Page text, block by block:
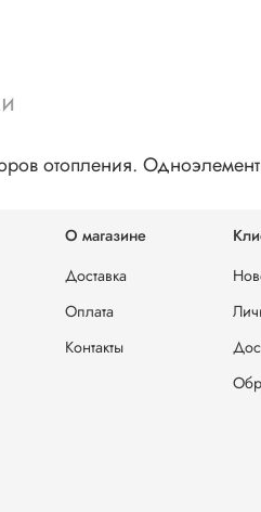
отопления.
О магазине
Доставка
Оплата
Контакты